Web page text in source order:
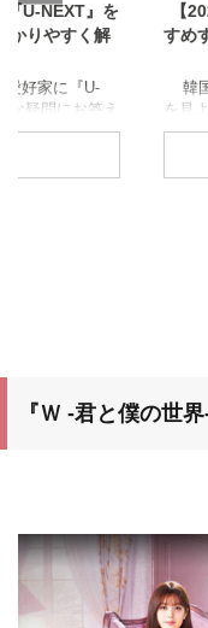
』を
く解
U-
お答え
マ愛
マ愛
【2023年最
すめする絶対
韓国ドラマ
を見ようかな
らいいのか迷
すすめを手っ
にお答えしま
『Ｗ -君と僕の世